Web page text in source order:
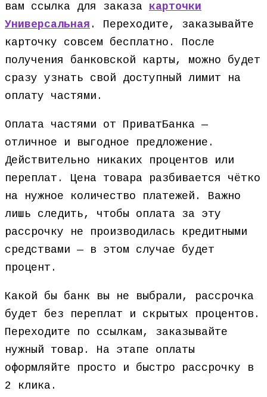
вам ссылка для заказа карточки
Универсальная . Переходите, заказывайте
карточку совсем бесплатно. После
получения банковской карты, можно будет
сразу узнать свой доступный лимит на
оплату частями.
Оплата частями от ПриватБанка —
отличное и выгодное предложение.
Действительно никаких процентов или
переплат. Цена товара разбивается чётко
на нужное количество платежей. Важно
лишь следить, чтобы оплата за эту
рассрочку не производилась кредитными
средствами — в этом случае будет
процент.
Какой бы банк вы не выбрали, рассрочка
будет без переплат и скрытых процентов.
Переходите по ссылкам, заказывайте
нужный товар. На этапе оплаты
оформляйте просто и быстро рассрочку в
2 клика.